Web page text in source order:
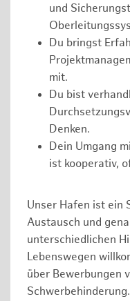
und
Du bringst
mit.
Du bist
Denken.
Dein Umgang
ist kooperativ,
Unser Hafen ist ein
Austausch und
unterschiedlichen
Lebenswegen
über Bewerbungen